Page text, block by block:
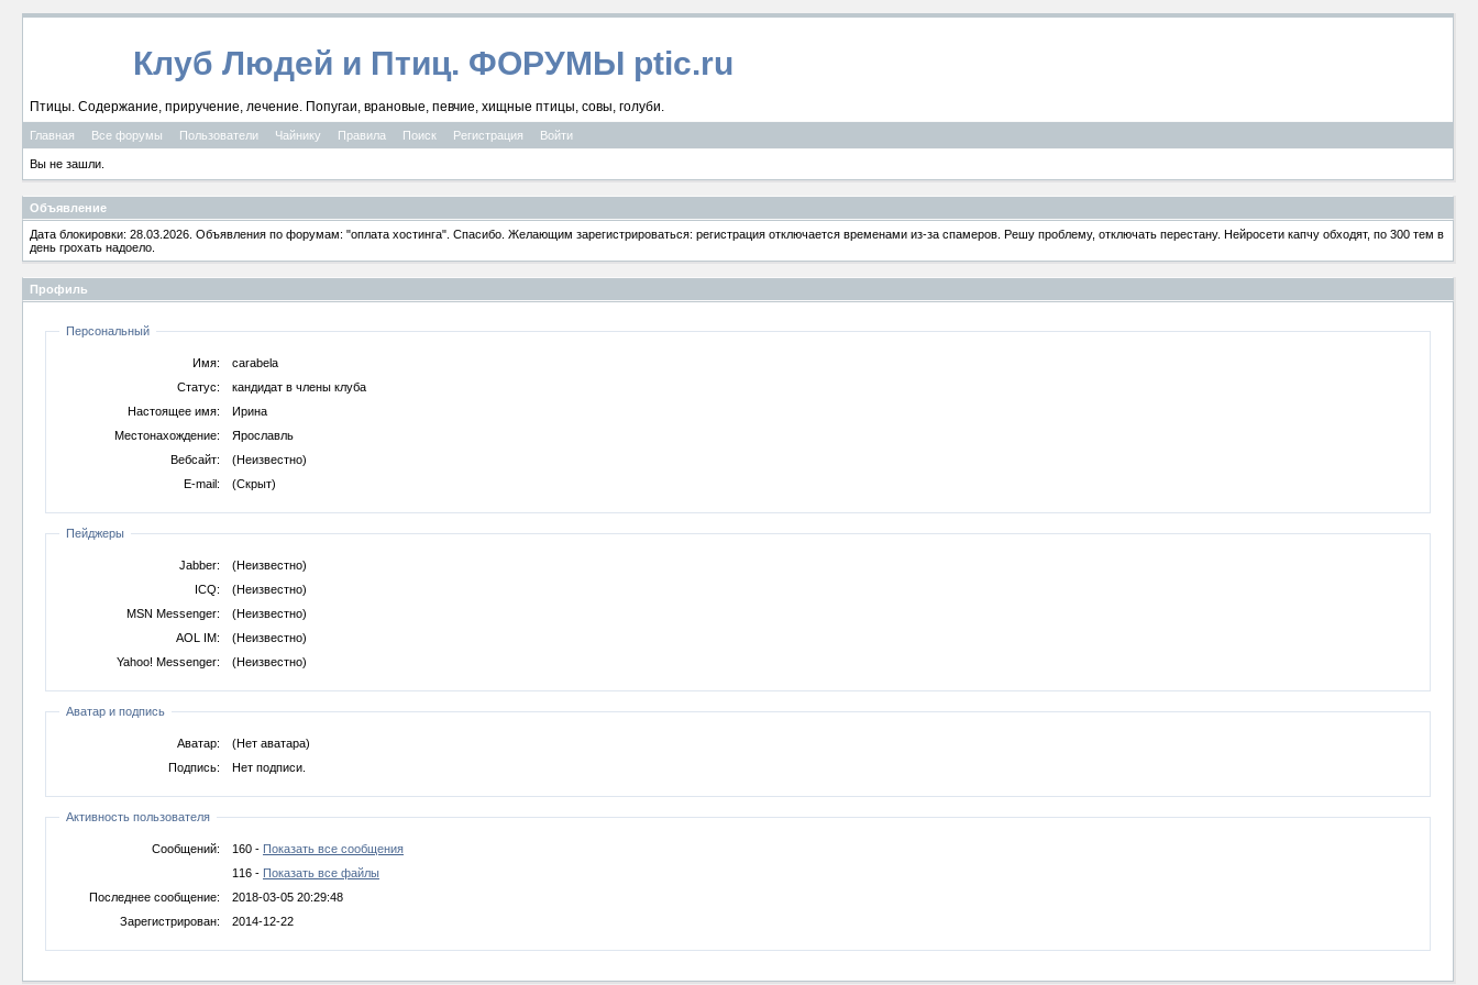
Клуб Людей и Птиц. ФОРУМЫ ptic.ru
Птицы. Содержание, приручение, лечение. Попугаи, врановые, певчие, хищные птицы, совы, голуби.
Главная Все форумы Пользователи Чайнику Правила Поиск Регистрация Войти
Вы не зашли.
Объявление
Дата блокировки: 28.03.2026. Объявления по форумам: "оплата хостинга". Спасибо. Желающим зарегистрироваться: регистрация отключается временами из-за спамеров. Решу проблему, отключать перестану. Нейросети капчу обходят, по 300 тем в
день грохать надоело.
Профиль
Персональный
Имя:
carabela
Статус:
кандидат в члены клуба
Настоящее имя:
Ирина
Местонахождение:
Ярославль
Вебсайт:
(Неизвестно)
E-mail:
(Скрыт)
Пейджеры
Jabber:
(Неизвестно)
ICQ:
(Неизвестно)
MSN Messenger:
(Неизвестно)
AOL IM:
(Неизвестно)
Yahoo! Messenger:
(Неизвестно)
Аватар и подпись
Аватар:
(Нет аватара)
Подпись:
Нет подписи.
Активность пользователя
Сообщений: 160 - Показать все сообщения
116 - Показать все файлы
Последнее сообщение:
2018-03-05 20:29:48
Зарегистрирован:
2014-12-22